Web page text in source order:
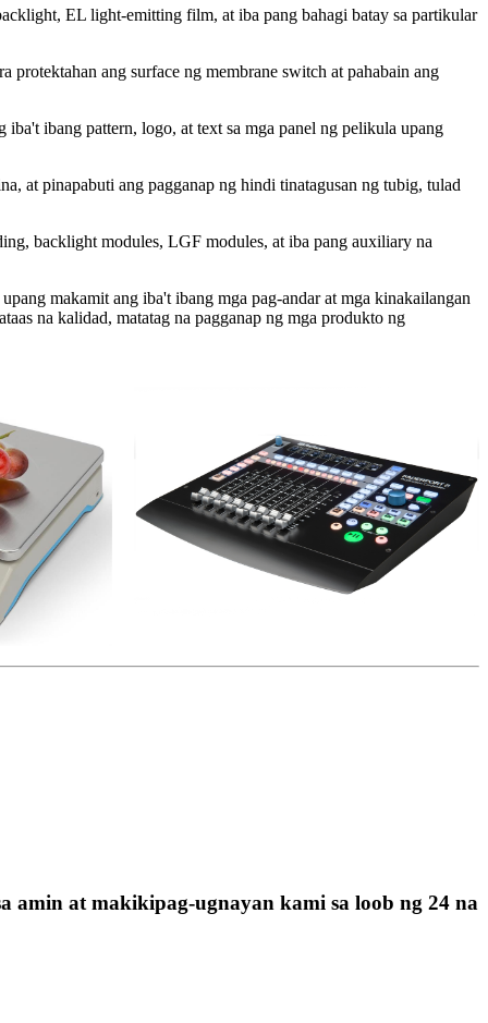
EL light-emitting film, at iba pang bahagi batay sa partikular
ang surface ng membrane switch at pahabain ang
ibang pattern, logo, at text sa mga panel ng pelikula upang
at pinapabuti ang pagganap ng hindi tinatagusan ng tubig, tulad
backlight modules, LGF modules, at iba pang auxiliary na
makamit ang iba't ibang mga pag-andar at mga kinakailangan
na kalidad, matatag na pagganap ng mga produkto ng
amin at makikipag-ugnayan kami sa loob ng 24 na